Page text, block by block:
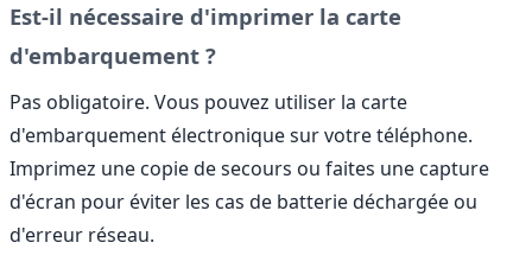
Est-il nécessaire d'imprimer la carte
d'embarquement ?
Pas obligatoire. Vous pouvez utiliser la carte
d'embarquement électronique sur votre téléphone.
Imprimez une copie de secours ou faites une capture
d'écran pour éviter les cas de batterie déchargée ou
d'erreur réseau.